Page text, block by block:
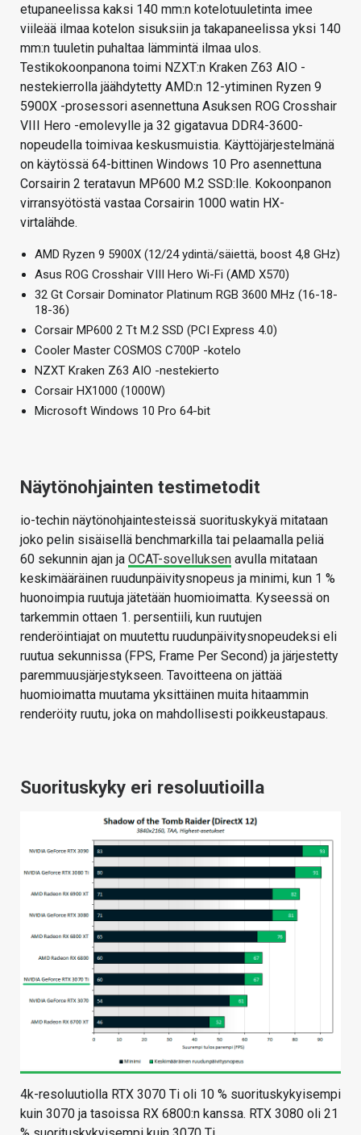
etupaneelissa kaksi 140 mm:n kotelotuuletinta imee
viileää ilmaa kotelon sisuksiin ja takapaneelissa yksi 140
mm:n tuuletin puhaltaa lämmintä ilmaa ulos.
Testikokoonpanona toimi NZXT:n Kraken Z63 AIO -
nestekierrolla jäähdytetty AMD:n 12-ytiminen Ryzen 9
5900X -prosessori asennettuna Asuksen ROG Crosshair
VIII Hero -emolevylle ja 32 gigatavua DDR4-3600-
nopeudella toimivaa keskusmuistia. Käyttöjärjestelmänä
on käytössä 64-bittinen Windows 10 Pro asennettuna
Corsairin 2 teratavun MP600 M.2 SSD:lle. Kokoonpanon
virransyötöstä vastaa Corsairin 1000 watin HX-
virtalähde.
AMD Ryzen 9 5900X (12/24 ydintä/säiettä, boost 4,8 GHz)
Asus ROG Crosshair VIII Hero Wi-Fi (AMD X570)
32 Gt Corsair Dominator Platinum RGB 3600 MHz (16-18-
18-36)
Corsair MP600 2 Tt M.2 SSD (PCI Express 4.0)
Cooler Master COSMOS C700P -kotelo
NZXT Kraken Z63 AIO -nestekierto
Corsair HX1000 (1000W)
Microsoft Windows 10 Pro 64-bit
Näytönohjainten testimetodit
io-techin näytönohjaintesteissä suorituskykyä mitataan
joko pelin sisäisellä benchmarkilla tai pelaamalla peliä
60 sekunnin ajan ja OCAT-sovelluksen avulla mitataan
keskimääräinen ruudunpäivitysnopeus ja minimi, kun 1 %
huonoimpia ruutuja jätetään huomioimatta. Kyseessä on
tarkemmin ottaen 1. persentiili, kun ruutujen
renderöintiajat on muutettu ruudunpäivitysnopeudeksi eli
ruutua sekunnissa (FPS, Frame Per Second) ja järjestetty
paremmuusjärjestykseen. Tavoitteena on jättää
huomioimatta muutama yksittäinen muita hitaammin
renderöity ruutu, joka on mahdollisesti poikkeustapaus.
Suorituskyky eri resoluutioilla
4k-resoluutiolla RTX 3070 Ti oli 10 % suorituskykyisempi
kuin 3070 ja tasoissa RX 6800:n kanssa. RTX 3080 oli 21